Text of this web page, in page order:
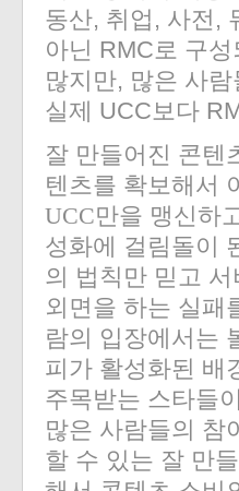
동산, 취업, 사전,
아닌 RMC로 구
많지만, 많은 사
실제 UCC보다
잘 만들어진 콘텐
텐츠를 확보해서
UCC만을 맹신하
성화에 걸림돌이
의 법칙만 믿고
외면을 하는 실패
람의 입장에서는
피가 활성화된 배
주목받는 스타들
많은 사람들의 참
할 수 있는 잘 만